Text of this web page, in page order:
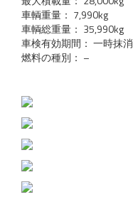
車輌重量： 7,990kg
車輌総重量： 35,990kg
車検有効期間： 一時抹消
燃料の種別： –